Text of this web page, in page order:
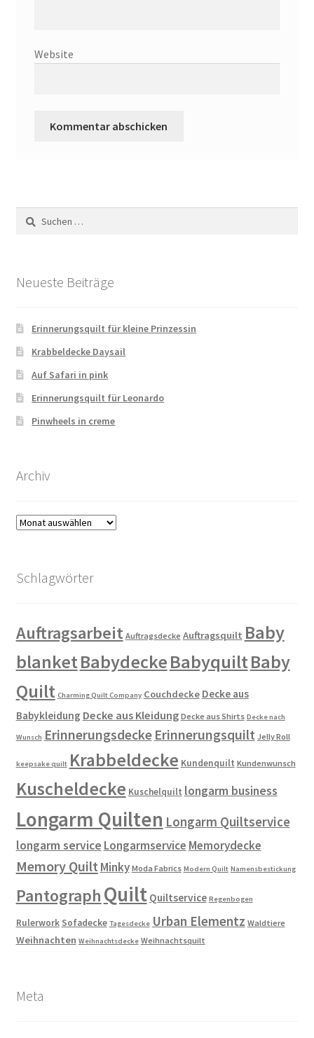
Website
Suchen
nach:
Neueste Beiträge
Erinnerungsquilt für kleine Prinzessin
Krabbeldecke Daysail
Auf Safari in pink
Erinnerungsquilt für Leonardo
Pinwheels in creme
Archiv
Archiv
Schlagwörter
Auftragsarbeit Auftragsdecke Auftragsquilt Baby
blanketBabydeckeBabyquiltBaby
Quilt Charming Quilt Company Couchdecke Decke aus
Babykleidung Decke aus Kleidung Decke aus Shirts Decke nach
Wunsch Erinnerungsdecke Erinnerungsquilt Jelly Roll
keepsake quilt Krabbeldecke Kundenquilt Kundenwunsch
Kuscheldecke Kuschelquilt longarm business
Longarm Quilten Longarm Quiltservice
longarm service Longarmservice Memorydecke
Memory Quilt Minky Moda Fabrics Modern Quilt Namensbestickung
Pantograph Quilt Quiltservice Regenbogen
Rulerwork Sofadecke Tagesdecke Urban Elementz Waldtiere
Weihnachten Weihnachtsdecke Weihnachtsquilt
Meta